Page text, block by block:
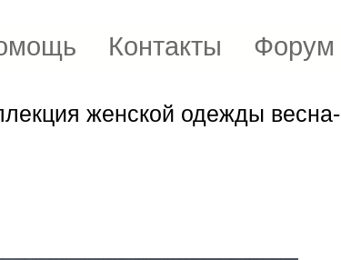
Контакты Форум
женской одежды весна-